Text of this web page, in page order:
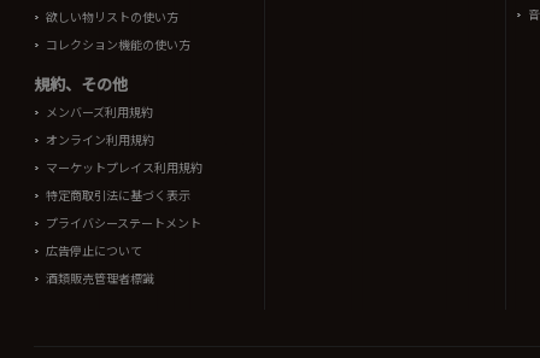
欲しい物リストの使い方
コレクション機能の使い方
規約、その他
メンバーズ利用規約
オンライン利用規約
マーケットプレイス利用規約
特定商取引法に基づく表示
プライバシーステートメント
広告停止について
酒類販売管理者標識